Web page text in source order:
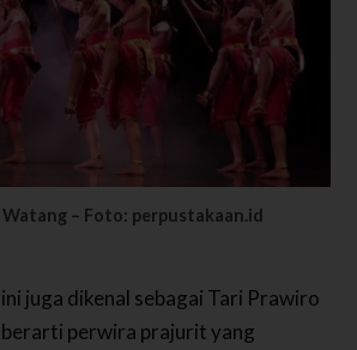
– Foto: perpustakaan.id
juga dikenal sebagai Tari Prawiro
perwira prajurit yang